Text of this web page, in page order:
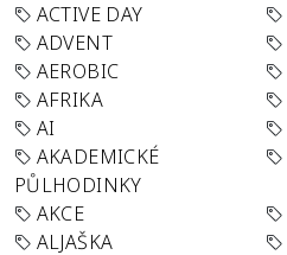
ACTIVE DAY
ADVENT
AEROBIC
AFRIKA
AI
AKADEMICKÉ
PŮLHODINKY
AKCE
ALJAŠKA